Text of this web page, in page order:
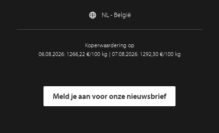
NL - België
Koperwaardering op
06.08.2026: 1266,22 €/100 kg | 07.08.2026: 1292,30 €/100 kg
Meld je aan voor onze nieuwsbrief